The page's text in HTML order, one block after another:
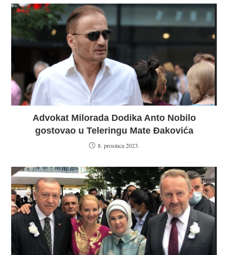
Advokat Milorada Dodika Anto Nobilo
gostovao u Teleringu Mate Đakovića
8. prosinca 2023.